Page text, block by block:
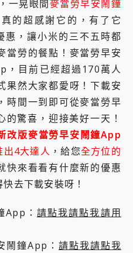
百倍變焦實測~ vivo X200 Pro 與 S25 Ultra 誰能滿足全場景拍攝需求？
超好用的 PLAUD NotePin AI 智慧錄音膠囊~ 您的AI 秘書已上線 每月免費送你 300分鐘轉寫
COMPUTEX 2025 來囉！AGI亞奇雷 AI・Gaming・創作儲存方案登場，趕快來AGI亞奇雷挑戰任務抽 PS5！
自帶線的 有線無線都能充 ONPRO MagReact M5 10000mAh 5合1 磁吸無線急速行動電源 開箱 評測
觸控AI筆電 開箱 評測
iPhone、Apple Watch、AirPods耳機 三個設備充電一起搞定 ONPRO MagReact™ M3 3 in 1可攜摺疊無線充電器 開箱 評測
動靜皆宜「HUAWEI FreeArc」開放式耳掛耳機，無感配戴! 超穩超服貼，音質、通話也很優質
好玩好拍 vivo V50 ~ 口袋裡的 Zeiss 潮流攝影棚!
25種洗烘模式一機搞定! Roborock 衣莉莎白 H1 Neo分子篩洗脫烘 AI 滾筒洗衣機
屬擴充底座 開箱 評測
B&O 精品級音響! Home+ 中嘉寬頻 SoundBox 劇院串流盒 開箱 評測
就是這麼好拍
也可以到處走
小體積 40000mAh 超大容量 一次充5個設備 充好充滿 CUKTECH 酷態科 300W 微型充電站 開箱 評測
一晃眼間麥當勞早安鬧鐘
的超感謝它的，有了它
惠，讓小米的三不五時都
當勞的餐點！麥當勞早安
，目前已經超過170萬人
果然大家都愛呀！下載安
時間一到即可從麥當勞早
驚喜，迎接美好一天！
改版麥當勞早安鬧鐘App
出4大達人 ，給您全方位的
快來看看有什麼新的優惠
去下載安裝呀！
App： 請點我請點我請用
鐘App： 請點我請點我